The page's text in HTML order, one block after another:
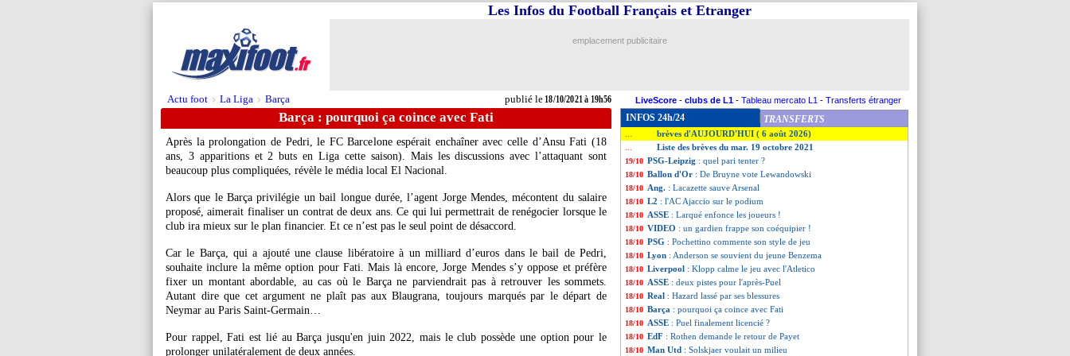
Actu foot > La Liga > Barça publié le18/10/2021 à 19h56
Les Infos du Football Français et Etranger
emplacement publicitaire
LiveScore - clubs de L1 - Tableau mercato L1 - Transferts étranger
Barça : pourquoi ça coince avec Fati
Après la prolongation de Pedri, le FC Barcelone espérait enchaîner avec celle d’Ansu Fati (18
ans, 3 apparitions et 2 buts en Liga cette saison). Mais les discussions avec l’attaquant sont
beaucoup plus compliquées, révèle le média local El Nacional.
Alors que le Barça privilégie un bail longue durée, l’agent Jorge Mendes, mécontent du salaire
proposé, aimerait finaliser un contrat de deux ans. Ce qui lui permettrait de renégocier lorsque le
club ira mieux sur le plan financier. Et ce n’est pas le seul point de désaccord.
Car le Barça, qui a ajouté une clause libératoire à un milliard d’euros dans le bail de Pedri,
souhaite inclure la même option pour Fati. Mais là encore, Jorge Mendes s’y oppose et préfère
fixer un montant abordable, au cas où le Barça ne parviendrait pas à retrouver les sommets.
Autant dire que cet argument ne plaît pas aux Blaugrana, toujours marqués par le départ de
Neymar au Paris Saint-Germain…
Pour rappel, Fati est lié au Barça jusqu'en juin 2022, mais le club possède une option pour le
prolonger unilatéralement de deux années.
INFOS 24h/24 TRANSFERTS
brèves d'AUJOURD'HUI ( 6 août 2026)
Liste des brèves du mar. 19 octobre 2021
19/10 PSG-Leipzig : quel pari tenter ?
18/10 Ballon d'Or : De Bruyne vote Lewandowski
18/10 Ang. : Lacazette sauve Arsenal
18/10 L2 : l'AC Ajaccio sur le podium
18/10 ASSE : Larqué enfonce les joueurs !
18/10 VIDEO : un gardien frappe son coéquipier !
18/10 PSG : Pochettino commente son style de jeu
18/10 Lyon : Anderson se souvient du jeune Benzema
18/10 Liverpool : Klopp calme le jeu avec l'Atletico
18/10 ASSE : deux pistes pour l'après-Puel
18/10 Real : Hazard lassé par ses blessures
18/10 Barça : pourquoi ça coince avec Fati
18/10 ASSE : Puel finalement licencié ?
18/10 EdF : Rothen demande le retour de Payet
18/10 Man Utd : Solskjaer voulait un milieu